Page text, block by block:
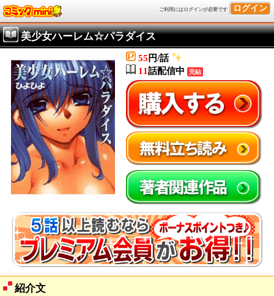
ログイン
ご利用にはログインが必要です
美少女ハーレム☆パラダイス
55 円/話
11話配信中 完結
紹介文